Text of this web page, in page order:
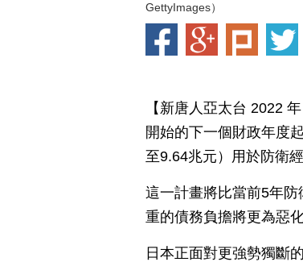
GettyImages）
【新唐人亞太台 2022
開始的下一個財政年度
至9.64兆元）用於防衛經
這一計畫將比當前5年
重的債務負擔將更為惡
日本正面對更強勢獨斷